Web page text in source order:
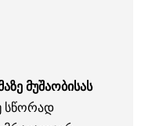
მუშაობისას
სწორად